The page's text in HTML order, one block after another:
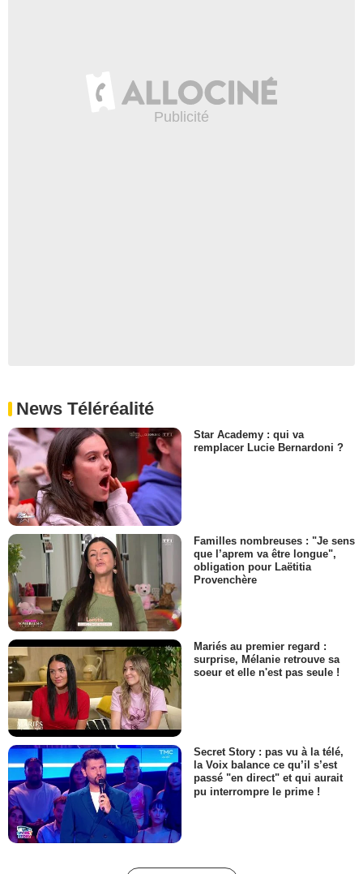
News Téléréalité
Star Academy : qui va
remplacer Lucie Bernardoni ?
Familles nombreuses : "Je sens
que l’aprem va être longue",
obligation pour Laëtitia
Provenchère
Mariés au premier regard :
surprise, Mélanie retrouve sa
soeur et elle n'est pas seule !
Secret Story : pas vu à la télé,
la Voix balance ce qu’il s’est
passé "en direct" et qui aurait
pu interrompre le prime !